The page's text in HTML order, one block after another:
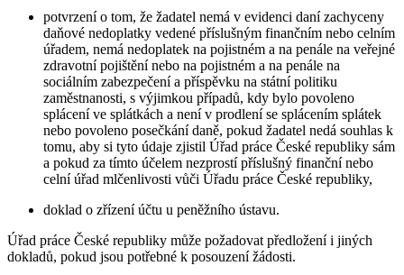
potvrzení o tom, že žadatel nemá v evidenci daní zachyceny
daňové nedoplatky vedené příslušným finančním nebo celním
úřadem, nemá nedoplatek na pojistném a na penále na veřejné
zdravotní pojištění nebo na pojistném a na penále na
sociálním zabezpečení a příspěvku na státní politiku
zaměstnanosti, s výjimkou případů, kdy bylo povoleno
splácení ve splátkách a není v prodlení se splácením splátek
nebo povoleno posečkání daně, pokud žadatel nedá souhlas k
tomu, aby si tyto údaje zjistil Úřad práce České republiky sám
a pokud za tímto účelem nezprostí příslušný finanční nebo
celní úřad mlčenlivosti vůči Úřadu práce České republiky,
doklad o zřízení účtu u peněžního ústavu.
Úřad práce České republiky může požadovat předložení i jiných
dokladů, pokud jsou potřebné k posouzení žádosti.